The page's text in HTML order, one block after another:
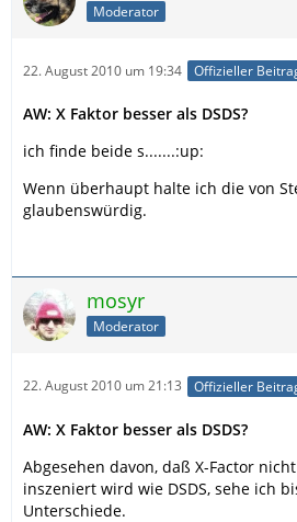
Moderator
22. August 2010 um 19:34 Offizieller
AW: X Faktor besser als DSDS?
ich finde beide s.......:up:
Wenn überhaupt halte ich die von
glaubenswürdig.
mosyr
Moderator
22. August 2010 um 21:13 Offizieller
AW: X Faktor besser als DSDS?
Abgesehen davon, daß X-Factor
inszeniert wird wie DSDS, sehe ich
Unterschiede.